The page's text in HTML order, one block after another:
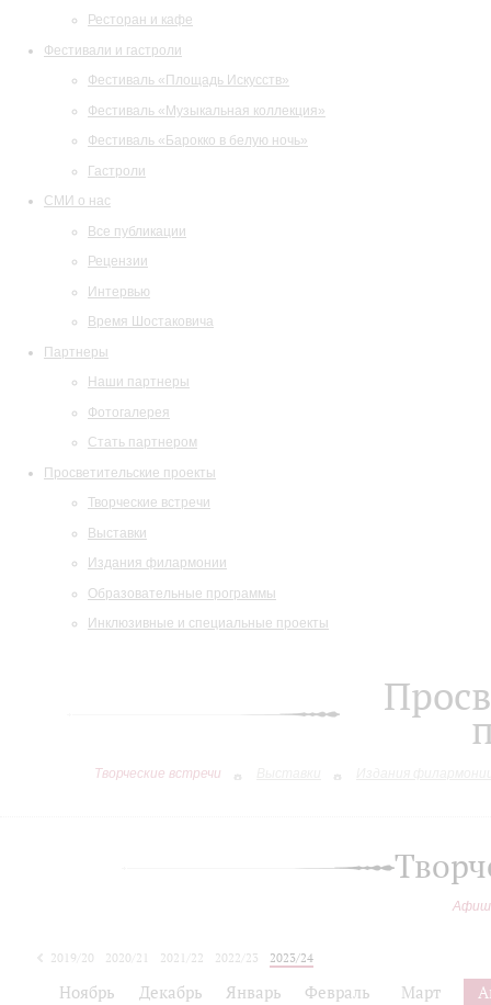
Ресторан и кафе
Фестивали и гастроли
Фестиваль «Площадь Искусств»
Фестиваль «Музыкальная коллекция»
Фестиваль «Барокко в белую ночь»
Гастроли
СМИ о нас
Все публикации
Рецензии
Интервью
Время Шостаковича
Партнеры
Наши партнеры
Фотогалерея
Стать партнером
Просветительские проекты
Творческие встречи
Выставки
Издания филармонии
Образовательные программы
Инклюзивные и специальные проекты
Творческие встречи
2019/20 2020/21 2021/22 2022/23
2023/24
Ноябрь Декабрь Январь Февраль Март